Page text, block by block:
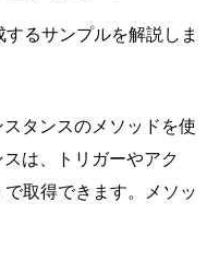
るサンプルを解説しま
タンスのメソッドを使
は、トリガーやアク
取得できます。メソッ